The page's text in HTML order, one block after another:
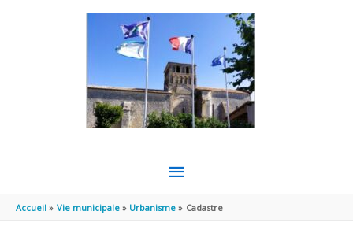
MENU
PRINCIPAL
Accueil Vie municipale Urbanisme Cadastre